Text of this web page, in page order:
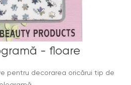
- floare
pentru decorarea oricărui tip de